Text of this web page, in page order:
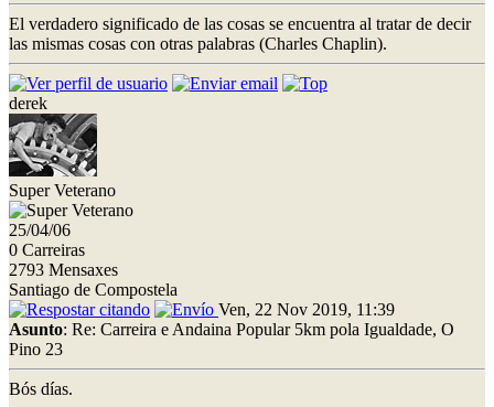
El verdadero significado de las cosas se encuentra al tratar de decir
las mismas cosas con otras palabras (Charles Chaplin).
derek
Super Veterano
25/04/06
0 Carreiras
2793 Mensaxes
Santiago de Compostela
Ven, 22 Nov 2019, 11:39
Asunto: Re: Carreira e Andaina Popular 5km pola Igualdade, O
Pino 23
Bós días.